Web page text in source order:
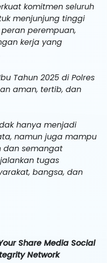
komitmen seluruh
menjunjung tinggi
perempuan,
kerja yang
Tahun 2025 di Polres
aman, tertib, dan
hanya menjadi
namun juga mampu
dan semangat
tugas
bangsa, dan
Share Media Social
Network